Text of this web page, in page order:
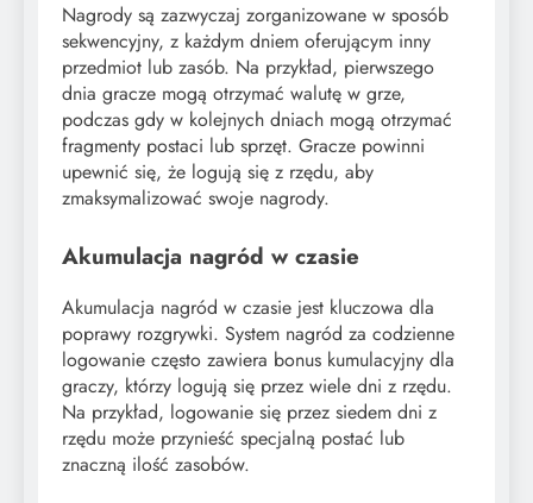
Nagrody są zazwyczaj zorganizowane w sposób
sekwencyjny, z każdym dniem oferującym inny
przedmiot lub zasób. Na przykład, pierwszego
dnia gracze mogą otrzymać walutę w grze,
podczas gdy w kolejnych dniach mogą otrzymać
fragmenty postaci lub sprzęt. Gracze powinni
upewnić się, że logują się z rzędu, aby
zmaksymalizować swoje nagrody.
Akumulacja nagród w czasie
Akumulacja nagród w czasie jest kluczowa dla
poprawy rozgrywki. System nagród za codzienne
logowanie często zawiera bonus kumulacyjny dla
graczy, którzy logują się przez wiele dni z rzędu.
Na przykład, logowanie się przez siedem dni z
rzędu może przynieść specjalną postać lub
znaczną ilość zasobów.